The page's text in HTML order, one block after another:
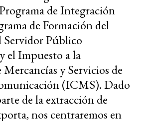
de Integración
de Formación del
Público
el Impuesto a la
y Servicios de
(ICMS). Dado
de la extracción de
nos centraremos en